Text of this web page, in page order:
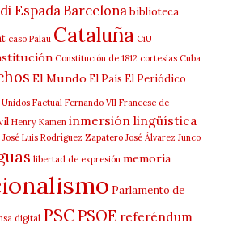
EspadaBarcelona biblioteca
caso Palau Cataluña CiU
Constitución de 1812 cortesías Cuba
El Mundo El País El Periódico
Unidos Factual Fernando VII Francesc de
Henry Kamen inmersión lingüística
José Luis Rodríguez Zapatero José Álvarez Junco
libertad de expresión memoria
Parlamento de
digital PSCPSOE referéndum